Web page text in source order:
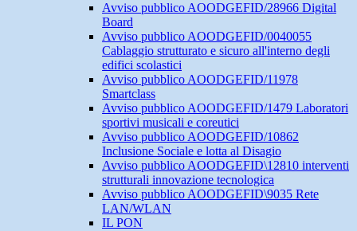
Avviso pubblico AOODGEFID/28966 Digital
Board
Avviso pubblico AOODGEFID/0040055
Cablaggio strutturato e sicuro all'interno degli
edifici scolastici
Avviso pubblico AOODGEFID/11978
Smartclass
Avviso pubblico AOODGEFID/1479 Laboratori
sportivi musicali e coreutici
Avviso pubblico AOODGEFID/10862
Inclusione Sociale e lotta al Disagio
Avviso pubblico AOODGEFID\12810 interventi
strutturali innovazione tecnologica
Avviso pubblico AOODGEFID\9035 Rete
LAN/WLAN
IL PON